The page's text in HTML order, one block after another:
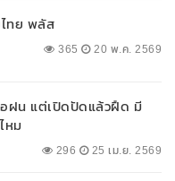
ไทย พลัส
365 20 พ.ค. 2569
ฝน แต่เปิดปัดแล้วฝืด มี
หม
296 25 เม.ย. 2569